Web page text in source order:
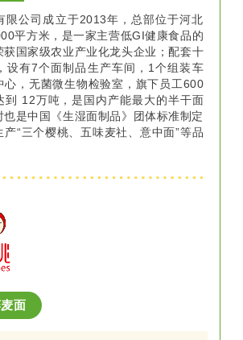
限公司成立于2013年，总部位于河北
平方米，是一家主营低GI健康食品的
获国家级农业产业化龙头企业；配套十
设有7个面制品生产车间，1个组装车
心，无菌微生物检验室，旗下员工600
到 12万吨，是国内产能最大的半干面
是中国《生湿面制品》团体标准制定
“三个樱桃、五味麦社、意中面”等品
面